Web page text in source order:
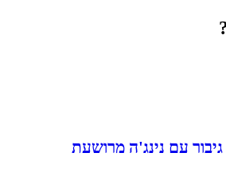
גיבור עם נינג'ה מרושעת